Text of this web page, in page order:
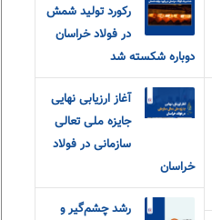
رکورد تولید شمش
در فولاد خراسان
دوباره شکسته شد
آغاز ارزیابی نهایی
جایزه ملی تعالی
سازمانی در فولاد
خراسان
رشد چشم‌گیر و